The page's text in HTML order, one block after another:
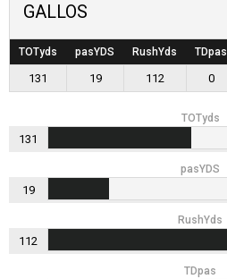
GALLOS
TOTyds pasYDS RushYds TDpas
131 19 112 0
TOTyds
131
pasYDS
19
RushYds
112
TDpas